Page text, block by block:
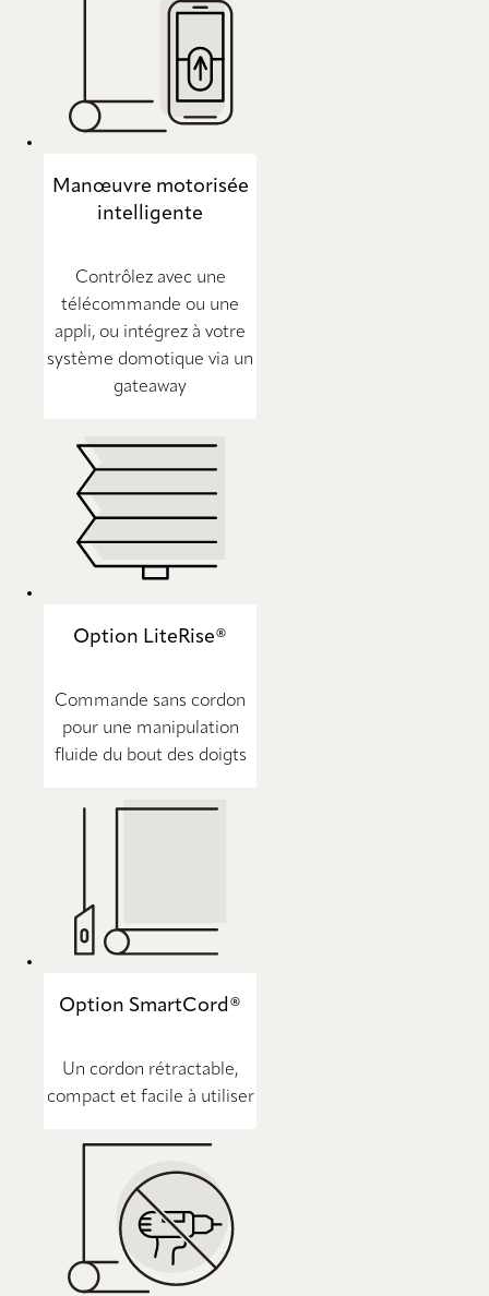
Manœuvre motorisée
intelligente
Contrôlez avec une
télécommande ou une
appli, ou intégrez à votre
système domotique via un
gateaway
Option LiteRise®
Commande sans cordon
pour une manipulation
fluide du bout des doigts
Option SmartCord®
Un cordon rétractable,
compact et facile à utiliser